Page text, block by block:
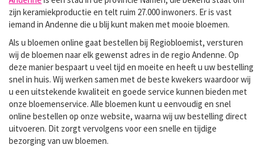
zijn keramiekproductie en telt ruim 27.000 inwoners. Er is vast
iemand in Andenne die u blij kunt maken met mooie bloemen.
Als u bloemen online gaat bestellen bij Regiobloemist, versturen
wij de bloemen naar elk gewenst adres in de regio Andenne. Op
deze manier bespaart u veel tijd en moeite en heeft u uw bestelling
snel in huis. Wij werken samen met de beste kwekers waardoor wij
u een uitstekende kwaliteit en goede service kunnen bieden met
onze bloemenservice. Alle bloemen kunt u eenvoudig en snel
online bestellen op onze website, waarna wij uw bestelling direct
uitvoeren. Dit zorgt vervolgens voor een snelle en tijdige
bezorging van uw bloemen.